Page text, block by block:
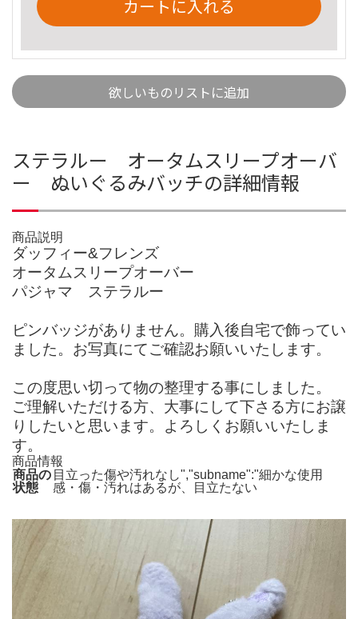
カートに入れる
欲しいものリストに追加
ステラルー オータムスリープオーバ
ー ぬいぐるみバッチの詳細情報
商品説明
ダッフィー&フレンズ
オータムスリープオーバー
パジャマ ステラルー
ピンバッジがありません。購入後自宅で飾ってい
ました。お写真にてご確認お願いいたします。
この度思い切って物の整理する事にしました。
ご理解いただける方、大事にして下さる方にお譲
りしたいと思います。よろしくお願いいたしま
す。
商品情報
商品の
状態
目立った傷や汚れなし","subname":"細かな使用
感・傷・汚れはあるが、目立たない